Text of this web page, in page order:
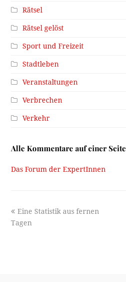
Rätsel
Rätsel gelöst
Sport und Freizeit
Stadtleben
Veranstaltungen
Verbrechen
Verkehr
Alle Kommentare auf einer Seite
Das Forum der ExpertInnen
previous
post:
Eine Statistik aus fernen
Tagen